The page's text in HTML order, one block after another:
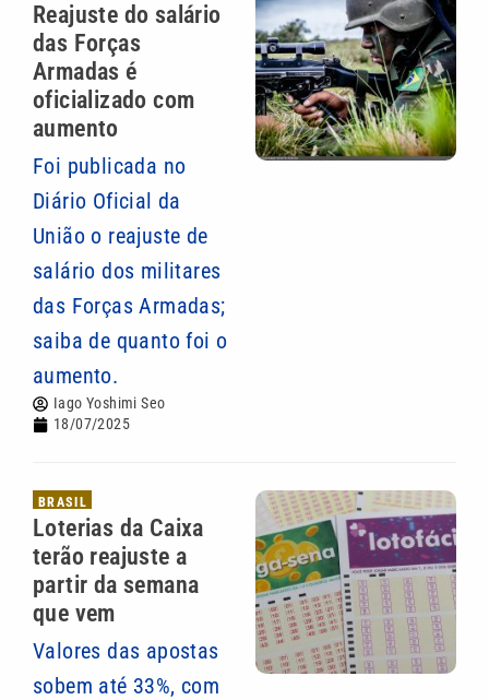
Reajuste do salário
das Forças
Armadas é
oficializado com
aumento
Foi publicada no
Diário Oficial da
União o reajuste de
salário dos militares
das Forças Armadas;
saiba de quanto foi o
aumento.
Iago Yoshimi Seo
18/07/2025
BRASIL
Loterias da Caixa
terão reajuste a
partir da semana
que vem
Valores das apostas
sobem até 33%, com